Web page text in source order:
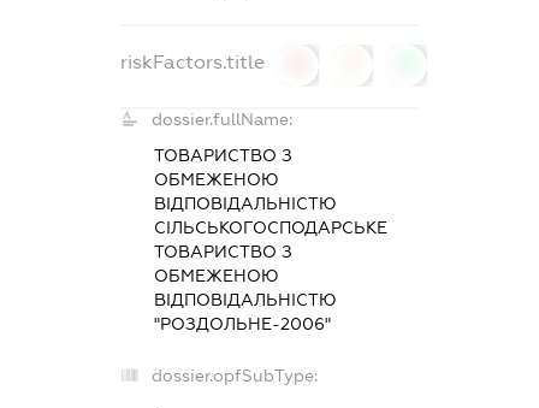
riskFactors.title
dossier.fullName:
ТОВАРИСТВО З
ОБМЕЖЕНОЮ
ВІДПОВІДАЛЬНІСТЮ
СІЛЬСЬКОГОСПОДАРСЬКЕ
ТОВАРИСТВО З
ОБМЕЖЕНОЮ
ВІДПОВІДАЛЬНІСТЮ
"РОЗДОЛЬНЕ-2006"
dossier.opfSubType: